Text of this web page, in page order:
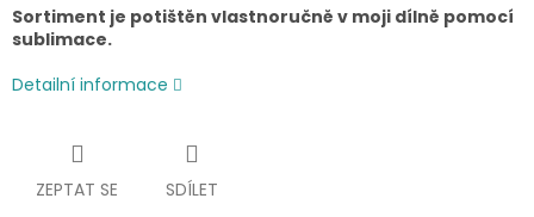
Sortiment je potištěn vlastnoručně v moji dílně pomocí
sublimace.
Detailní informace
ZEPTAT SE SDÍLET